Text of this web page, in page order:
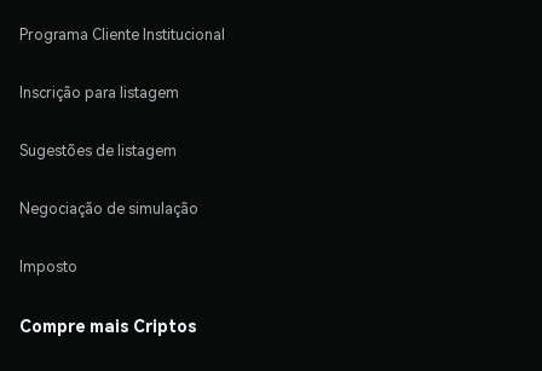
Programa Cliente Institucional
Inscrição para listagem
Sugestões de listagem
Negociação de simulação
Imposto
Compre mais Criptos